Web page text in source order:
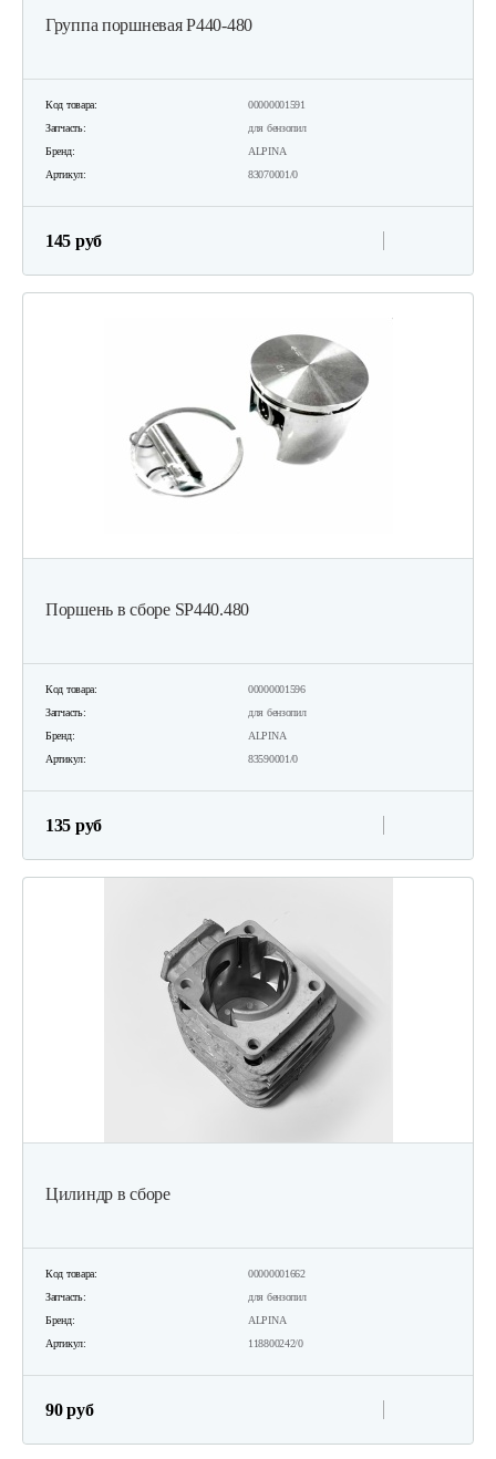
Группа поршневая Р440-480
Код товара:
00000001591
Запчасть:
для бензопил
Бренд:
ALPINA
Артикул:
83070001/0
145 руб
Поршень в сборе SP440.480
Код товара:
00000001596
Запчасть:
для бензопил
Бренд:
ALPINA
Артикул:
83590001/0
135 руб
Цилиндр в сборе
Код товара:
00000001662
Запчасть:
для бензопил
Бренд:
ALPINA
Артикул:
118800242/0
90 руб